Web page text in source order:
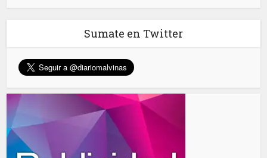
Sumate en Twitter